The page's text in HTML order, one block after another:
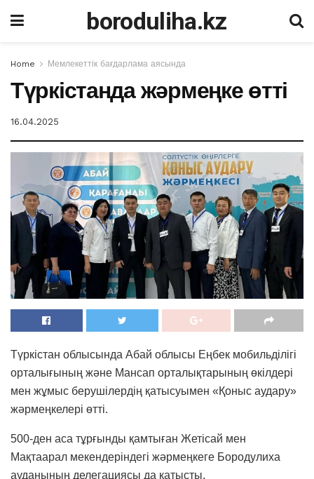
boroduliha.kz
Home Мемлекеттік бағдарлама аясында
Түркістанда жәрмеңке өтті
16.04.2025
Түркістан облысында Абай облысы Еңбек мобильділігі
орталығының және Мансап орталықтарының өкілдері
мен жұмыс берушілердің қатысуымен «Қоныс аудару»
жәрмеңкелері өтті.
500-ден аса тұрғынды қамтыған Жетісай мен
Мақтаарал мекендеріндегі жәрмеңкеге Бородулиха
ауданының делегациясы да қатысты.